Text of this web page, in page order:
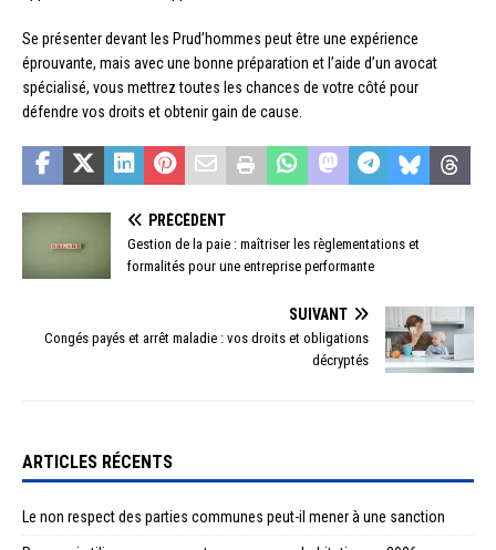
Se présenter devant les Prud’hommes peut être une expérience
éprouvante, mais avec une bonne préparation et l’aide d’un avocat
spécialisé, vous mettrez toutes les chances de votre côté pour
défendre vos droits et obtenir gain de cause.
PRÉCÉDENT
Gestion de la paie : maîtriser les règlementations et
formalités pour une entreprise performante
SUIVANT
Congés payés et arrêt maladie : vos droits et obligations
décryptés
ARTICLES RÉCENTS
Le non respect des parties communes peut-il mener à une sanction